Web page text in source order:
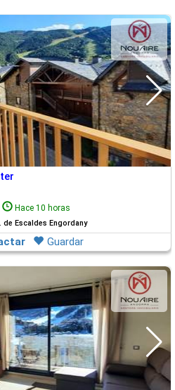
Hace 10 horas
de Escaldes Engordany
Guardar